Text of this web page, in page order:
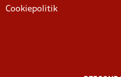
Cookiepolitik